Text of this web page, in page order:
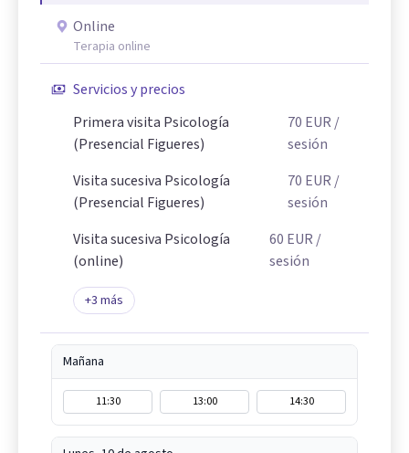
Online
Terapia online
Servicios y precios
Primera visita Psicología
(Presencial Figueres)
70 EUR /
sesión
Visita sucesiva Psicología
(Presencial Figueres)
70 EUR /
sesión
Visita sucesiva Psicología
(online)
60 EUR /
sesión
+3 más
Mañana
11:30 13:00 14:30